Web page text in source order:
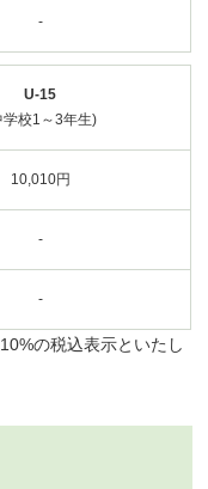
-
U-15
学校1～3年生)
10,010円
-
-
の税込表示といたし